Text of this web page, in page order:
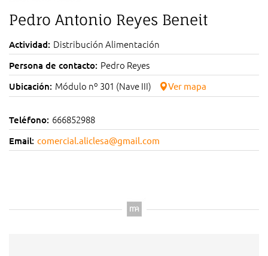
Pedro Antonio Reyes Beneit
Actividad: Distribución Alimentación
Persona de contacto: Pedro Reyes
Ubicación: Módulo nº 301 (Nave III) Ver mapa
Teléfono: 666852988
Email: comercial.aliclesa@gmail.com